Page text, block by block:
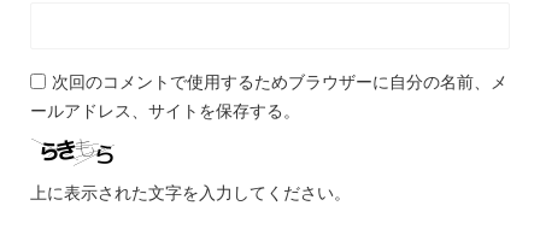
次回のコメントで使用するためブラウザーに自分の名前、メ
ールアドレス、サイトを保存する。
上に表示された文字を入力してください。